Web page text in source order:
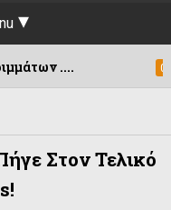
07/08/2026
Στον Τελικό